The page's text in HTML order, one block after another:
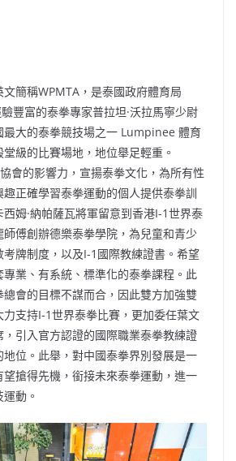
簡稱WPMTA，是泰國政府體育局
驗豐富的泰拳專家普拉坦·沃拉馬寧少尉
最大的泰拳競技場之一 Lumpinee 體育
級的比賽場地，地位舉足輕重。
會的影響力，宣揚泰拳文化，為所有性
正確學習泰拳運動的個人提供泰拳訓
姆·納帕薩瓦將軍留意到香港I-1世界泰
傅創辦德樂泰拳學院，為兒童和青少
牌制度，以及I-1國際教練證書。希望
業、有系統、標準化的泰拳課程。此
會的目標不謀而合，因此雙方加強雙
支持I-1世界泰拳比賽，更加委任葉文
引入官方認證的國際職業泰拳教練證
位。此舉，對中國泰拳界別發展是一
搶得先機，銜接未來泰拳運動，進一
動。